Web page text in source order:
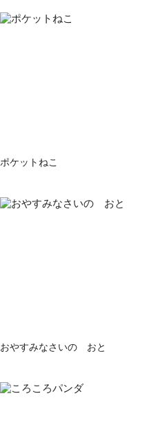
ポケットねこ
おやすみなさいの おと